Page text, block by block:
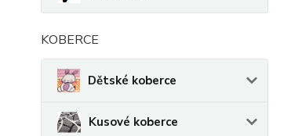
KOBERCE
Dětské koberce
Kusové koberce